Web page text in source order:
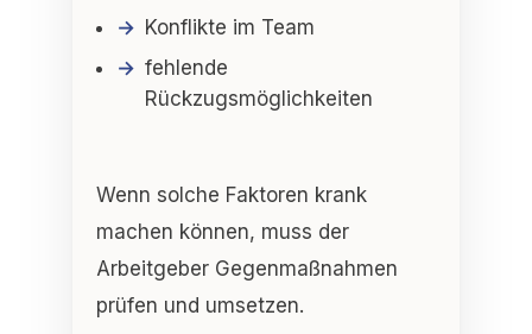
Konflikte im Team
fehlende
Rückzugsmöglichkeiten
Wenn solche Faktoren krank
machen können, muss der
Arbeitgeber Gegenmaßnahmen
prüfen und umsetzen.